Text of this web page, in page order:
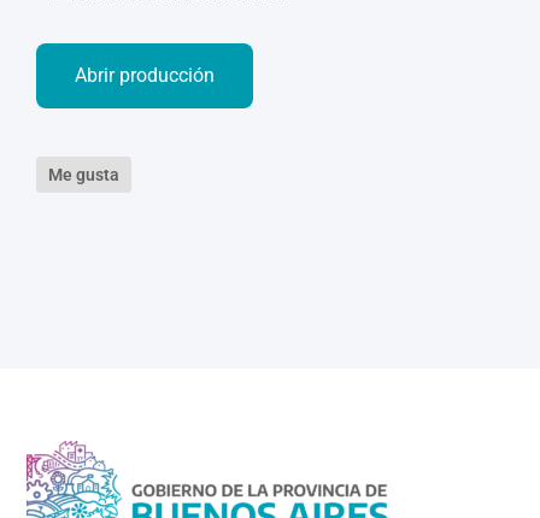
Abrir producción
Me gusta